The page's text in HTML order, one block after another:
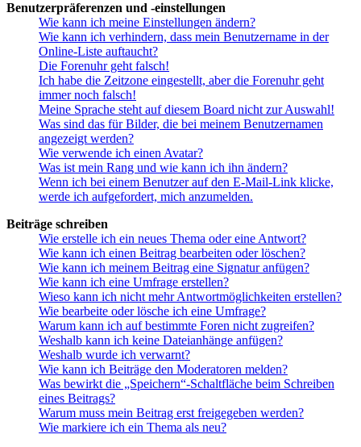
Benutzerpräferenzen und -einstellungen
Wie kann ich meine Einstellungen ändern?
Wie kann ich verhindern, dass mein Benutzername in der
Online-Liste auftaucht?
Die Forenuhr geht falsch!
Ich habe die Zeitzone eingestellt, aber die Forenuhr geht
immer noch falsch!
Meine Sprache steht auf diesem Board nicht zur Auswahl!
Was sind das für Bilder, die bei meinem Benutzernamen
angezeigt werden?
Wie verwende ich einen Avatar?
Was ist mein Rang und wie kann ich ihn ändern?
Wenn ich bei einem Benutzer auf den E-Mail-Link klicke,
werde ich aufgefordert, mich anzumelden.
Beiträge schreiben
Wie erstelle ich ein neues Thema oder eine Antwort?
Wie kann ich einen Beitrag bearbeiten oder löschen?
Wie kann ich meinem Beitrag eine Signatur anfügen?
Wie kann ich eine Umfrage erstellen?
Wieso kann ich nicht mehr Antwortmöglichkeiten erstellen?
Wie bearbeite oder lösche ich eine Umfrage?
Warum kann ich auf bestimmte Foren nicht zugreifen?
Weshalb kann ich keine Dateianhänge anfügen?
Weshalb wurde ich verwarnt?
Wie kann ich Beiträge den Moderatoren melden?
Was bewirkt die „Speichern“-Schaltfläche beim Schreiben
eines Beitrags?
Warum muss mein Beitrag erst freigegeben werden?
Wie markiere ich ein Thema als neu?